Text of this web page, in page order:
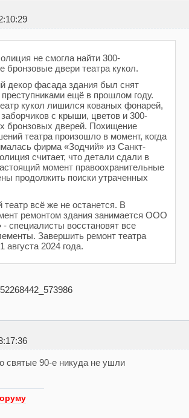
не смогла найти 300-
бронзовые двери театра кукол.
декор фасада здания был снят
ещё в прошлом году.
кукол лишился кованых фонарей,
с крыши, цветов и 300-
бронзовых дверей. Похищение
театра произошло в момент, когда
фирма «Зодчий» из Санкт-
считает, что детали сдали в
момент правоохранительные
продолжить поиски утраченных
театр всё же не останется. В
ремонтом здания занимается ООО
специалисты восстановят все
Завершить ремонт театра
августа 2024 года.
святые 90-е никуда не ушли